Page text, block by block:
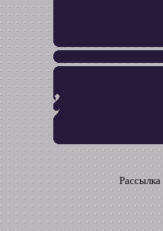
Рассылка